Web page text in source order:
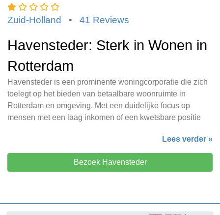
Zuid-Holland • 41 Reviews
Havensteder: Sterk in Wonen in
Rotterdam
Havensteder is een prominente woningcorporatie die zich
toelegt op het bieden van betaalbare woonruimte in
Rotterdam en omgeving. Met een duidelijke focus op
mensen met een laag inkomen of een kwetsbare positie
Lees verder »
Bezoek Havensteder